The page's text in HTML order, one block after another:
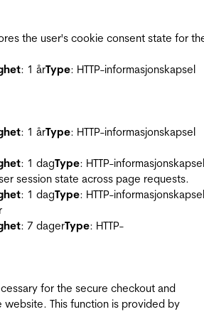
the user's cookie consent state for
: 1 årType: HTTP-informasjonskapsel
: 1 årType: HTTP-informasjonskapsel
: 1 dagType: HTTP-informasjonskapsel
session state across page requests.
: 1 dagType: HTTP-informasjonskapsel
: 7 dagerType: HTTP-
for the secure checkout and
website. This function is provided by